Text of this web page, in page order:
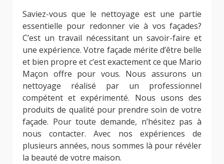
Saviez-vous que le nettoyage est une partie
essentielle pour redonner vie à vos façades?
C’est un travail nécessitant un savoir-faire et
une expérience. Votre façade mérite d’être belle
et bien propre et c’est exactement ce que Mario
Maçon offre pour vous. Nous assurons un
nettoyage réalisé par un professionnel
compétent et expérimenté. Nous usons des
produits de qualité pour prendre soin de votre
façade. Pour toute demande, n’hésitez pas à
nous contacter. Avec nos expériences de
plusieurs années, nous sommes là pour révéler
la beauté de votre maison.